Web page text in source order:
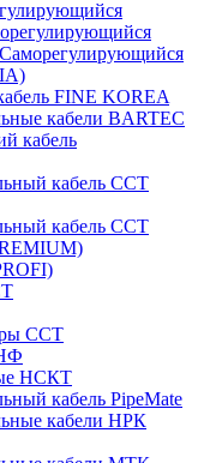
Саморегулирующийся
FINE KOREA
кабели BARTEC
кабель
кабель ССТ
кабель ССТ
ССТ
НСКТ
кабель PipeMate
кабели НРК